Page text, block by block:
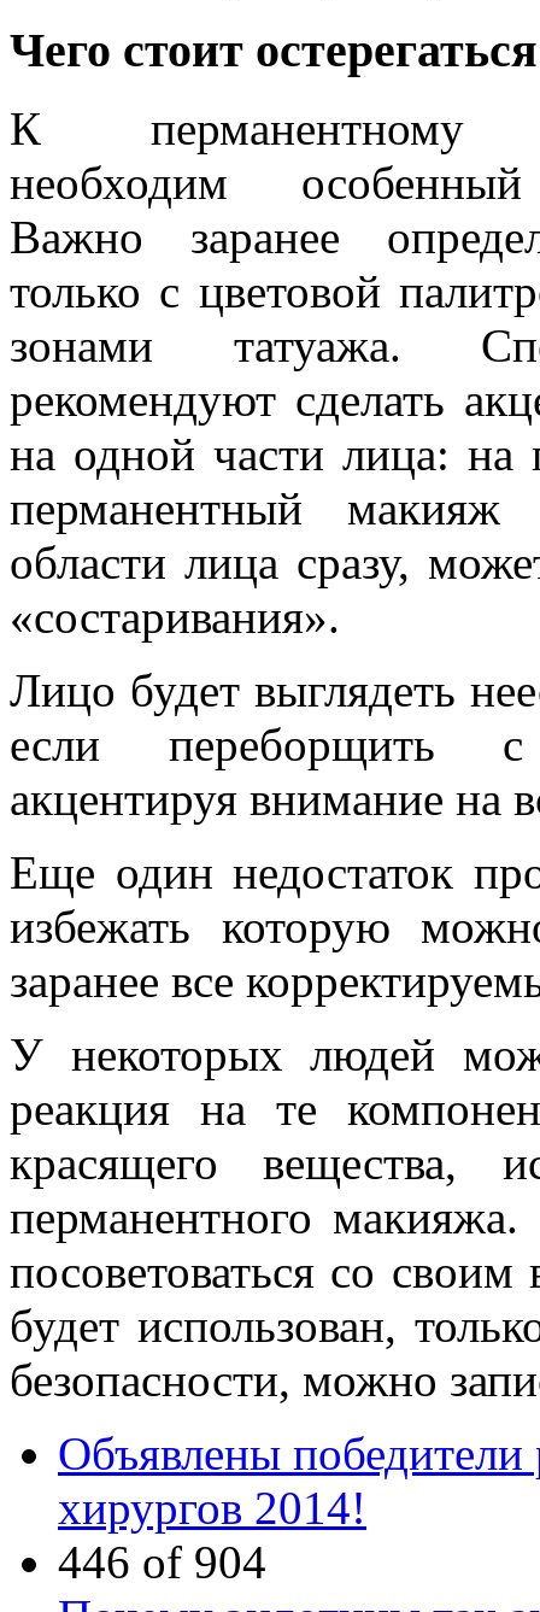
Чего стоит
К перманентному
необходим
Важно заранее
только с цветовой
зонами татуажа.
рекомендуют сделать
на одной части лица: на
перманентный макияж
области лица сразу,
«состаривания».
Лицо будет выглядеть
если переборщить
акцентируя внимание на
Еще один недостаток
избежать которую
заранее все
У некоторых людей
реакция на те
красящего вещества,
перманентного
посоветоваться со
будет использован,
безопасности, можно
Объявлены
хирургов 2014!
446 of 904